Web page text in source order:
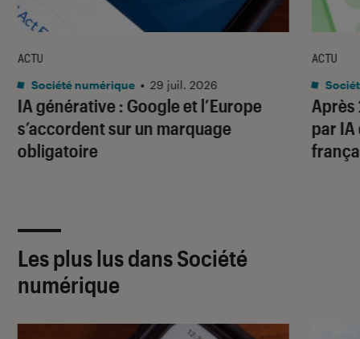
IA générative : Google et l’Europe
s’accordent sur un marquage
obligatoire
ACTU
Société numérique • 29 juil. 2026
Après
par
ACTU
Les plus lus dans Société
numérique